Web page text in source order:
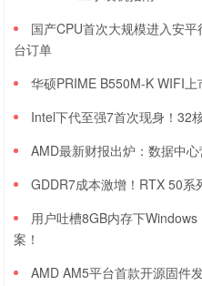
国产CPU首次大规模进入安
台订单
华硕PRIME B550M-K WIFI
Intel下代至强7首次现身！32
AMD最新财报出炉：数据中
GDDR7成本激增！RTX 50
用户吐槽8GB内存下
案！
AMD AM5平台首款开源固件